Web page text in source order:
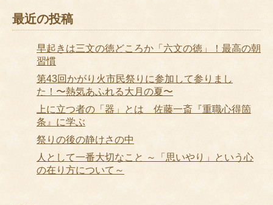
最近の投稿
早起きは三文の徳どころか「六文の徳」！最高の朝
習慣
第43回かがり火市民祭りに参加して参りまし
た！〜熱気あふれる大月の夏〜
上に立つ者の「器」とは 佐藤一斎『重職心得箇
条』に学ぶ
祭りの後の静けさの中
人として一番大切なこと ～「思いやり」という心
の在り方について～